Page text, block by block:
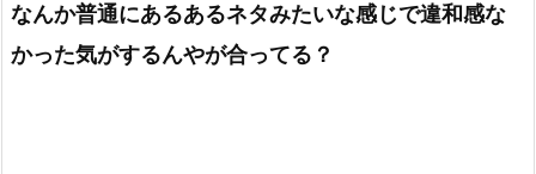
なんか普通にあるあるネタみたいな感じで違和感な
かった気がするんやが合ってる？